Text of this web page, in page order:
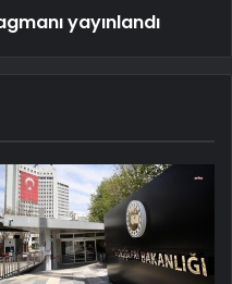
yayınlandı